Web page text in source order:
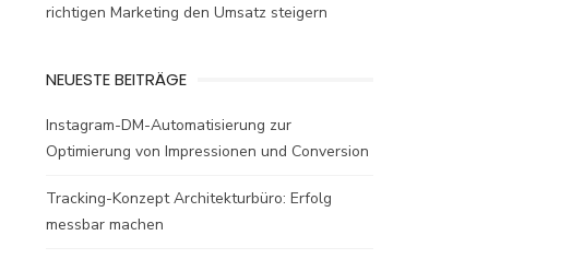
richtigen Marketing den Umsatz steigern
NEUESTE BEITRÄGE
Instagram-DM-Automatisierung zur
Optimierung von Impressionen und Conversion
Tracking-Konzept Architekturbüro: Erfolg
messbar machen